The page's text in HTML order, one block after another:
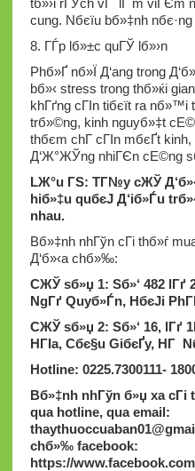
tб»›i rГЎch vГ lГ m
cung. Nбєїu bб»‡nh
8. ГЃp lб»±c quГЎ lб»›n
Phб»Ґ nб»Ї Д‘ang trong
bб»‹ stress trong thб»ќi
khГґng cГІn tiбєїt ra nб»™i
trб»©ng, kinh nguyб»‡t
thбє­m chГ­ cГІn mбєҐt
Д‘Ж°ЖЎng nhiГЄn cЕ©ng
LЖ°u ГЅ: TГ№y cЖЎ
hiб»‡u quбєЈ Д‘iб»Ѓu
nhau.
Bб»‡nh nhГўn cГі thб»ѓ
Д‘б»‹a chб»‰:
CЖЎ sб»џ 1: Sб»‘ 482 lГґ
NgГґ Quyб»Ѓn, HбєЈi
CЖЎ sб»џ 2: Sб»‘ 16, lГґ
HГІa, Cбє§u GiбєҐy, HГ
Hotline: 0225.7300111-
Bб»‡nh nhГўn б»џ xa cГі
qua hotline, qua email:
chб»‰ facebook:
https://